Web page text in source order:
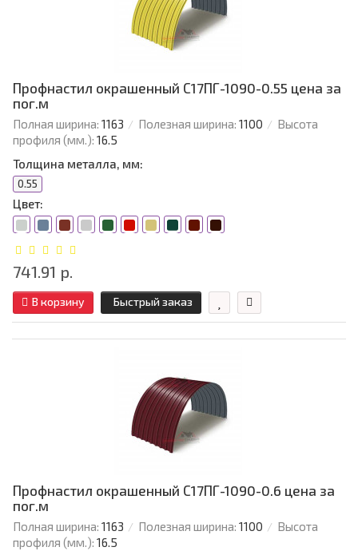
Профнастил окрашенный С17ПГ-1090-0.55 цена за
пог.м
Полная ширина: 1163 Полезная ширина: 1100
Высота
профиля (мм.): 16.5
Толщина металла, мм:
0.55
Цвет:
741.91 р.
В корзину Быстрый заказ
Профнастил окрашенный С17ПГ-1090-0.6 цена за
пог.м
Полная ширина: 1163 Полезная ширина: 1100
Высота
профиля (мм.): 16.5